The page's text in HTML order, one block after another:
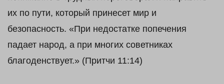
их по пути, который принесет мир и
безопасность. «При недостатке попечения
падает народ, а при многих советниках
благоденствует.» (Притчи 11:14)